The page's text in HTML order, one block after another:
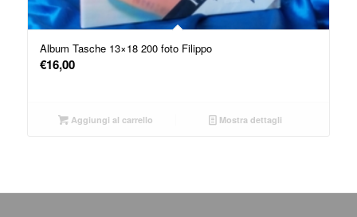
Album Tasche 13×18 200 foto Filippo
€16,00
Aggiungi al carrello Mostra dettagli